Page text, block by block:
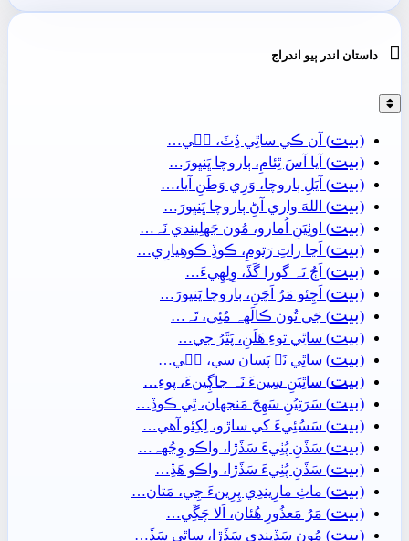
 داستان اندر ٻيو اندراج
(بيت) آن ڪي ساٿِي ڏِٺَ، جٖي…
(بيت) آيا آسَ ٿِئامِ، ٻاروچا ڀَنڀورَ…
(بيت) آيَلِ ٻاروچا، وَرِي وَطَنِ آيا،…
(بيت) اللهَ واري آڻِ ٻاروچا ڀَنڀورَ…
(بيت) اوٺِيَنِ اُمارو، مُون جَهلِيندي نَہ…
(بيت) اَڃا راتِ رَتومِ، ڪوڏِ ڪوھِيارِي…
(بيت) اَڄُ نَہ گورا گَڏَ، وِلِهِيءَ…
(بيت) اَچِئو مَرُ اَچَنِ، ٻاروچا ڀَنڀورَ…
(بيت) جَي تُون ڪالَهہ مُئِي، تَہ…
(بيت) ساٿِي توءِ ھَلَنِ، پَٿَرُ جي…
(بيت) ساٿِي نَہ پَسان سي، جٖي…
(بيت) ساٿِيَنِ سِينءَ نَہ جاڳِينءَ، پوءِ…
(بيت) سَرَتِيُنِ سَھِجَ مَنجهان، ٿِي ڪوڏِ…
(بيت) سَسُئِيءَ کي ساڙو، لِکِئو آھي…
(بيت) سَڏَنِ پُٺِيءَ سَڏَڙا، واڪو وِجُهہ…
(بيت) سَڏَنِ پُٺِيءَ سَڏَڙا، واڪو ھَڏِ…
(بيت) ماٺِ مارِيندِي پِرِينءَ جِي، مَتان…
(بيت) مَرُ مَعذُورِ ھُئان، اَلا چَڱِي…
(بيت) مُون سَڏِيندِي سَڏَڙا، ساٿِي سَڏَ…